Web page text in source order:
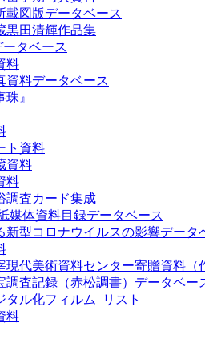
載図版データベース
黒田清輝作品集
タベース
料
資料データベース
』
ト資料
資料
料
査カード集成
媒体資料目録データベース
新型コロナウイルスの影響データ
現代美術資料センター寄贈資料（
調査記録（赤松調書）データベー
タル化フィルム_リスト
料